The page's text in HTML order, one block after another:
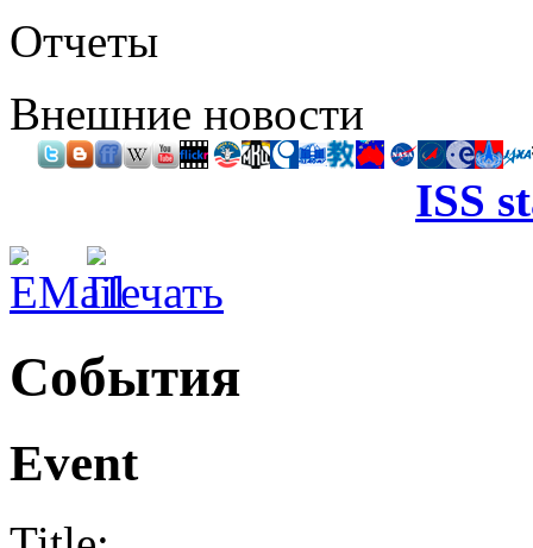
Отчеты
Внешние новости
ISS
События
Event